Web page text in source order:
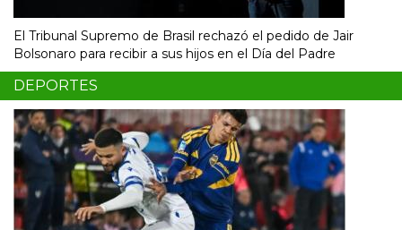
El Tribunal Supremo de Brasil rechazó el pedido de Jair
Bolsonaro para recibir a sus hijos en el Día del Padre
DEPORTES